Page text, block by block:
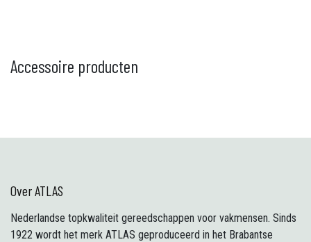
Accessoire producten
Over ATLAS
Nederlandse topkwaliteit gereedschappen voor vakmensen. Sinds
1922 wordt het merk ATLAS geproduceerd in het Brabantse